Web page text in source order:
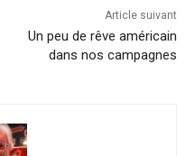
Article suivant
Un peu de rêve américain
dans nos campagnes